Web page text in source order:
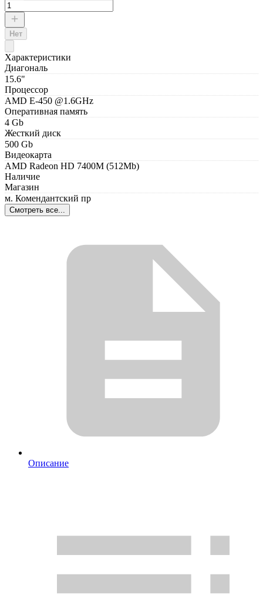
Нет
Характеристики
Диагональ
15.6"
Процессор
АМD Е-450 @1.6GHz
Оперативная память
4 Gb
Жесткий диск
500 Gb
Видеокарта
АМD Rаdеоn НD 7400М (512Мb)
Наличие
Магазин
м. Комендантский пр
Смотреть все...
Описание